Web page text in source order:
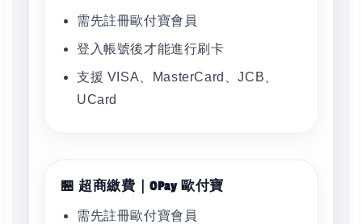
需先註冊歐付寶會員
登入帳號後才能進行刷卡
支援 VISA、MasterCard、JCB、
UCard
🏪 超商繳費｜OPay 歐付寶
需先註冊歐付寶會員